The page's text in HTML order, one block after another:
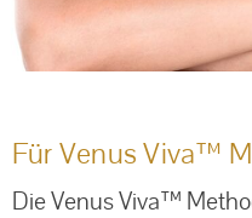
Für Venus Viva™
Die Venus Viva™